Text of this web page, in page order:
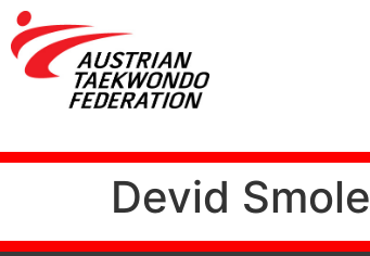
Devid Smole